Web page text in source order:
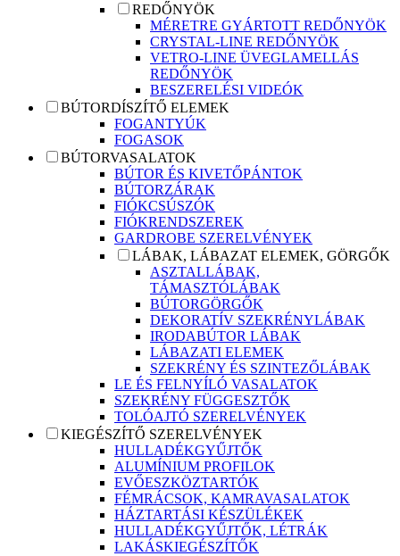
REDŐNYÖK
MÉRETRE GYÁRTOTT REDŐNYÖK
CRYSTAL-LINE REDŐNYÖK
VETRO-LINE ÜVEGLAMELLÁS
REDŐNYÖK
BESZERELÉSI VIDEÓK
BÚTORDÍSZÍTŐ ELEMEK
FOGANTYÚK
FOGASOK
BÚTORVASALATOK
BÚTOR ÉS KIVETŐPÁNTOK
BÚTORZÁRAK
FIÓKCSÚSZÓK
FIÓKRENDSZEREK
GARDROBE SZERELVÉNYEK
LÁBAK, LÁBAZAT ELEMEK, GÖRGŐK
ASZTALLÁBAK,
TÁMASZTÓLÁBAK
BÚTORGÖRGŐK
DEKORATÍV SZEKRÉNYLÁBAK
IRODABÚTOR LÁBAK
LÁBAZATI ELEMEK
SZEKRÉNY ÉS SZINTEZŐLÁBAK
LE ÉS FELNYÍLÓ VASALATOK
SZEKRÉNY FÜGGESZTŐK
TOLÓAJTÓ SZERELVÉNYEK
KIEGÉSZÍTŐ SZERELVÉNYEK
HULLADÉKGYŰJTŐK
ALUMÍNIUM PROFILOK
EVŐESZKÖZTARTÓK
FÉMRÁCSOK, KAMRAVASALATOK
HÁZTARTÁSI KÉSZÜLÉKEK
HULLADÉKGYŰJTŐK, LÉTRÁK
LAKÁSKIEGÉSZÍTŐK